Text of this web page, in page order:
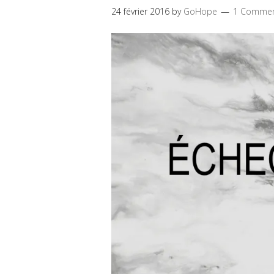
24 février 2016 by GoHope 1